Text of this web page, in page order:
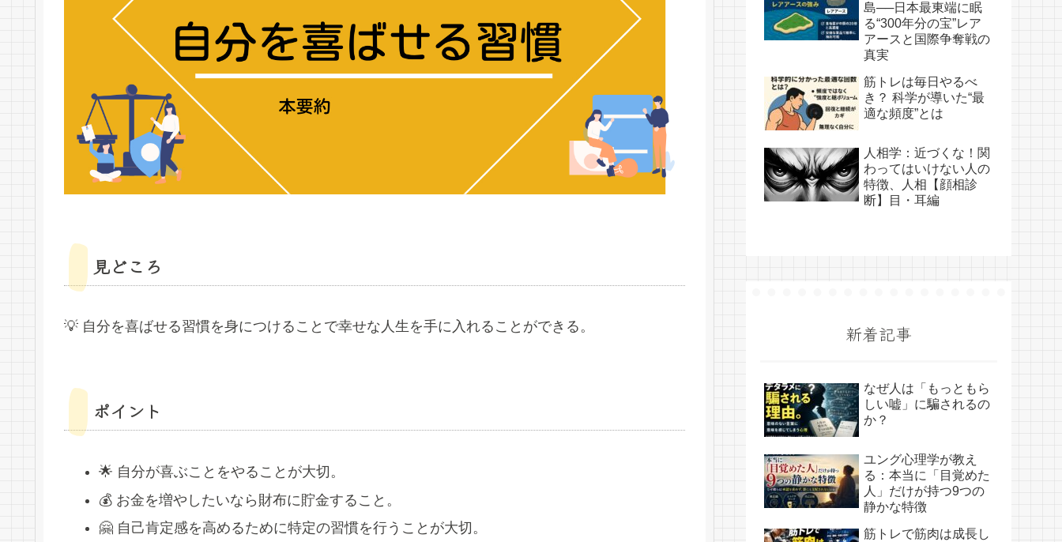
見どころ
💡 自分を喜ばせる習慣を身につけることで幸せな人生を手に入れることができる。
ポイント
🌟 自分が喜ぶことをやることが大切。
💰 お金を増やしたいなら財布に貯金すること。
🤗 自己肯定感を高めるために特定の習慣を行うことが大切。
島──日本最東端に眠
る“300年分の宝”レア
アースと国際争奪戦の
真実
筋トレは毎日やるべ
き？ 科学が導いた“最
適な頻度”とは
人相学：近づくな！関
わってはいけない人の
特徴、人相【顔相診
断】目・耳編
新着記事
なぜ人は「もっともら
しい嘘」に騙されるの
か？
ユング心理学が教え
る：本当に「目覚めた
人」だけが持つ9つの
静かな特徴
筋トレで筋肉は成長し